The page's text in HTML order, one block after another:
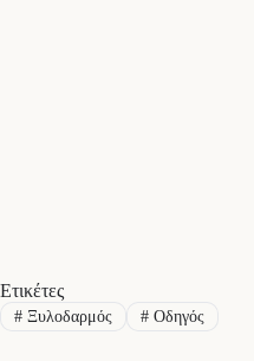
Ετικέτες
#Ξυλοδαρμός #Οδηγός